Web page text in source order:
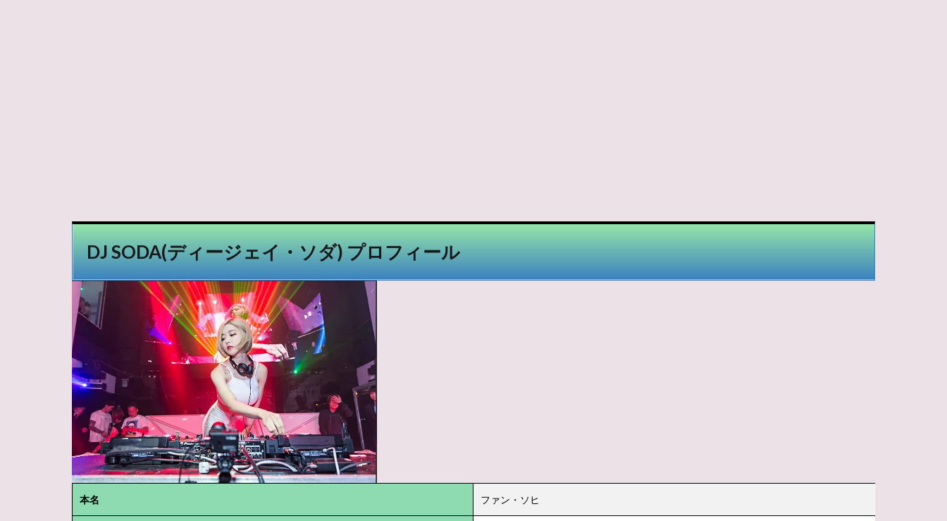
DJ SODA(ディージェイ・ソダ) プロフィール
本名 ファン・ソヒ